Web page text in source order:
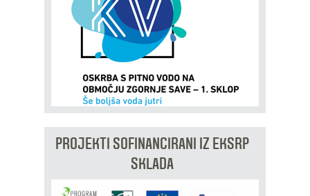
PROJEKTI SOFINANCIRANI IZ EKSRP
SKLADA